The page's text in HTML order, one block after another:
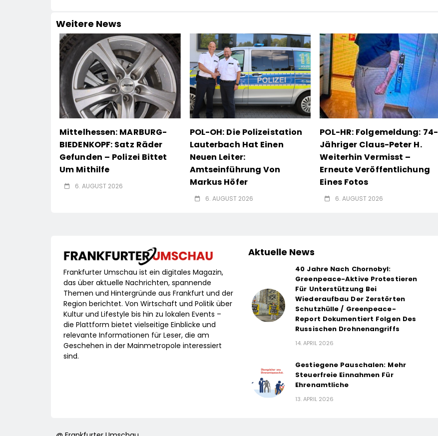
Weitere News
Mittelhessen: MARBURG-
BIEDENKOPF: Satz Räder
Gefunden – Polizei Bittet
Um Mithilfe
6. AUGUST 2026
POL-OH: Die Polizeistation
Lauterbach Hat Einen
Neuen Leiter:
Amtseinführung Von
Markus Höfer
6. AUGUST 2026
POL-HR: Folgemeldung: 74-
Jähriger Claus-Peter H.
Weiterhin Vermisst –
Erneute Veröffentlichung
Eines Fotos
6. AUGUST 2026
Frankfurter Umschau ist ein digitales Magazin,
das über aktuelle Nachrichten, spannende
Themen und Hintergründe aus Frankfurt und der
Region berichtet. Von Wirtschaft und Politik über
Kultur und Lifestyle bis hin zu lokalen Events –
die Plattform bietet vielseitige Einblicke und
relevante Informationen für Leser, die am
Geschehen in der Mainmetropole interessiert
sind.
Aktuelle News
40 Jahre Nach Chornobyl:
Greenpeace-Aktive Protestieren
Für Unterstützung Bei
Wiederaufbau Der Zerstörten
Schutzhülle / Greenpeace-
Report Dokumentiert Folgen Des
Russischen Drohnenangriffs
14. APRIL 2026
Gestiegene Pauschalen: Mehr
Steuerfreie Einnahmen Für
Ehrenamtliche
13. APRIL 2026